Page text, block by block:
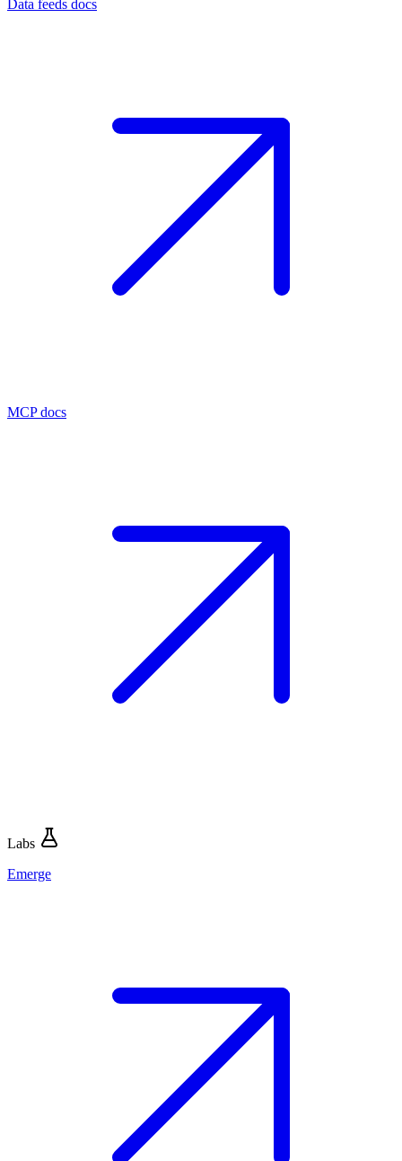
Data feeds docs
MCP docs
Labs
Emerge